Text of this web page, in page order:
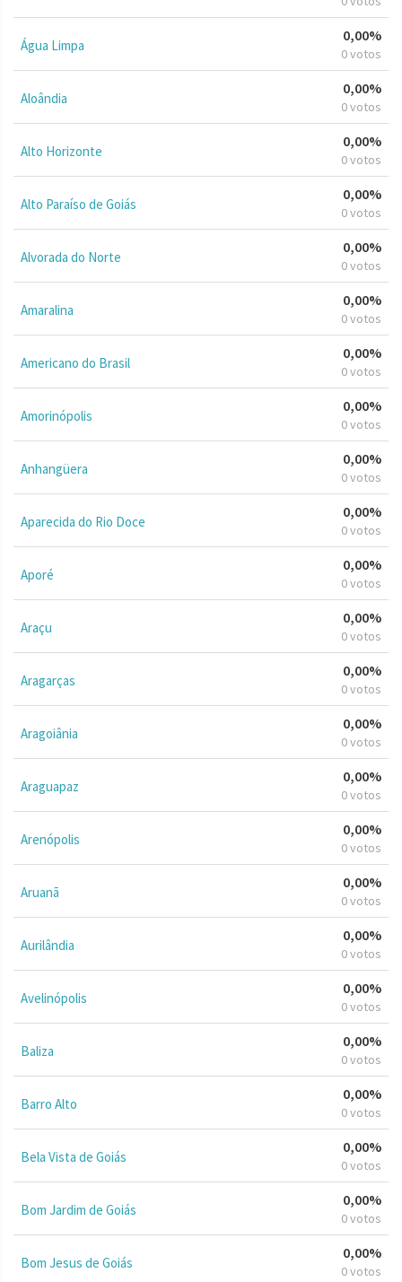
Água Limpa
0,00%
0 votos
Aloândia
0,00%
0 votos
Alto Horizonte
0,00%
0 votos
Alto Paraíso de Goiás
0,00%
0 votos
Alvorada do Norte
0,00%
0 votos
Amaralina
0,00%
0 votos
Americano do Brasil
0,00%
0 votos
Amorinópolis
0,00%
0 votos
Anhangüera
0,00%
0 votos
Aparecida do Rio Doce
0,00%
0 votos
Aporé
0,00%
0 votos
Araçu
0,00%
0 votos
Aragarças
0,00%
0 votos
Aragoiânia
0,00%
0 votos
Araguapaz
0,00%
0 votos
Arenópolis
0,00%
0 votos
Aruanã
0,00%
0 votos
Aurilândia
0,00%
0 votos
Avelinópolis
0,00%
0 votos
Baliza
0,00%
0 votos
Barro Alto
0,00%
0 votos
Bela Vista de Goiás
0,00%
0 votos
Bom Jardim de Goiás
0,00%
0 votos
Bom Jesus de Goiás
0,00%
0 votos